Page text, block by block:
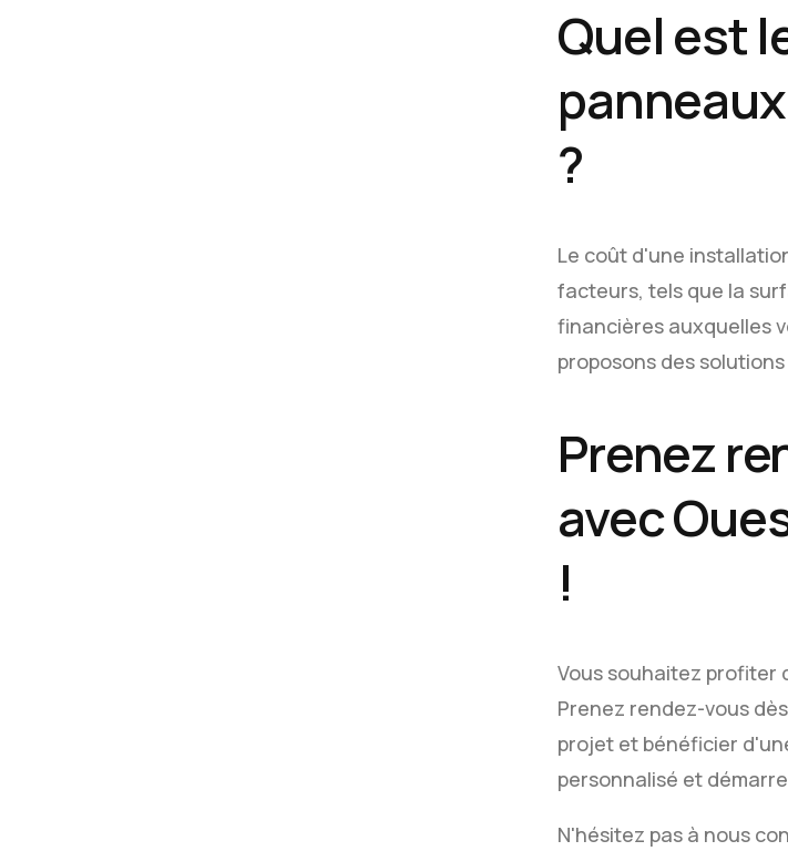
Quel est
?
Le coût d'une
facteurs, tels que la
financières auxquelles
proposons des
Prenez
avec
!
Vous souhaitez profiter
Prenez rendez-vous
projet et bénéficier
personnalisé et
N'hésitez pas à nous